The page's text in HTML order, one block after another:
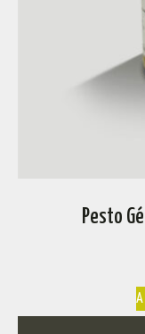
Pesto